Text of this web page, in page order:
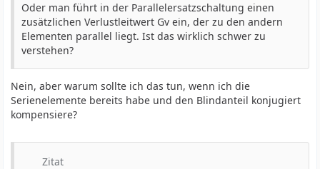
Oder man führt in der Parallelersatzschaltung einen
zusätzlichen Verlustleitwert Gv ein, der zu den andern
Elementen parallel liegt. Ist das wirklich schwer zu
verstehen?
Nein, aber warum sollte ich das tun, wenn ich die
Serienelemente bereits habe und den Blindanteil konjugiert
kompensiere?
Zitat